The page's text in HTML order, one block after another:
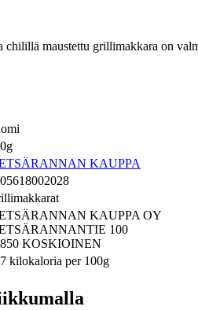
maustettu grillimakkara on
KAUPPA
KAUPPA OY
100
KOSKIOINEN
kilokaloria per 100g